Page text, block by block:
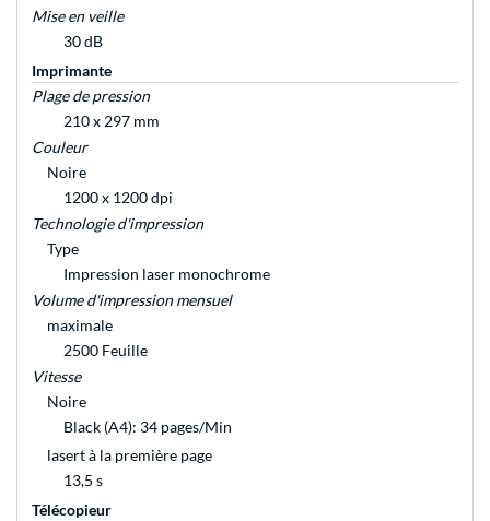
Mise en veille
30 dB
Imprimante
Plage de pression
210 x 297 mm
Couleur
Noire
1200 x 1200 dpi
Technologie d'impression
Type
Impression laser monochrome
Volume d'impression mensuel
maximale
2500 Feuille
Vitesse
Noire
Black (A4): 34 pages/Min
lasert à la première page
13,5 s
Télécopieur